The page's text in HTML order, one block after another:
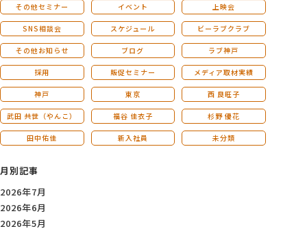
その他セミナー イベント 上映会
SNS相談会 スケジュール ビーラブクラブ
その他お知らせ ブログ ラブ神戸
採用 販促セミナー メディア取材実績
神戸 東京 西 良旺子
武田 共世（やんこ） 福谷 佳衣子 杉野 優花
田中佑佳 新入社員 未分類
月別記事
2026年7月
2026年6月
2026年5月